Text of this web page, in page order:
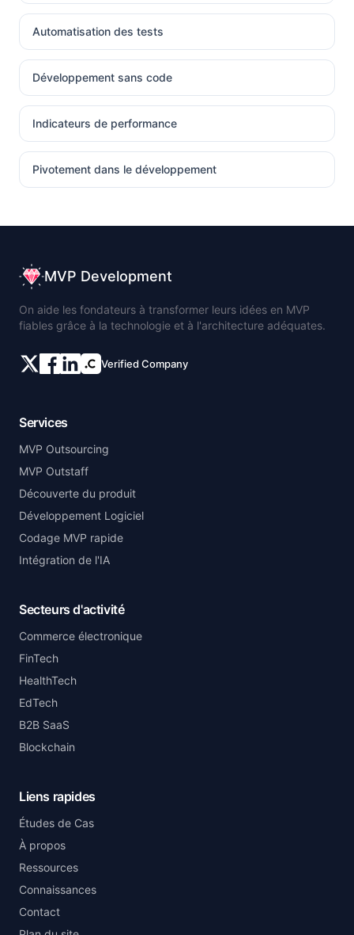
Automatisation des tests
Développement sans code
Indicateurs de performance
Pivotement dans le développement
MVP Development
On aide les fondateurs à transformer leurs idées en MVP
fiables grâce à la technologie et à l'architecture adéquates.
Verified Company
Services
MVP Outsourcing
MVP Outstaff
Découverte du produit
Développement Logiciel
Codage MVP rapide
Intégration de l'IA
Secteurs d'activité
Commerce électronique
FinTech
HealthTech
EdTech
B2B SaaS
Blockchain
Liens rapides
Études de Cas
À propos
Ressources
Connaissances
Contact